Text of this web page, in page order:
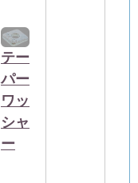
テー
パー
ワッ
シャ
ー